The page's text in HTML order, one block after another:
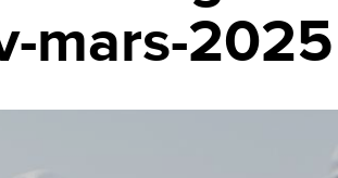
mars-2025